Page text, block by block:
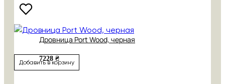
Дровница Port Wood, черная
7228 ₴
Добавить в корзину